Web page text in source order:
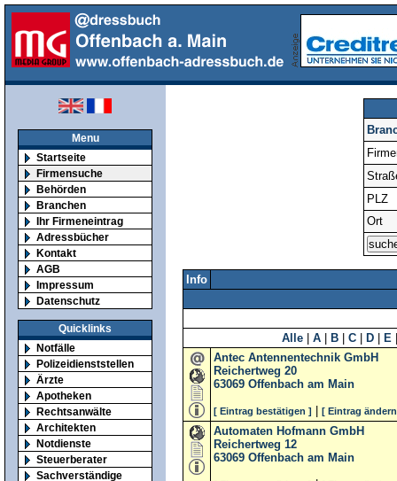
Menu
Startseite
Firmensuche
Behörden
Branchen
Ihr Firmeneintrag
Adressbücher
Kontakt
AGB
Impressum
Datenschutz
Quicklinks
Notfälle
Polizeidienststellen
Ärzte
Apotheken
Rechtsanwälte
Architekten
Notdienste
Steuerberater
Sachverständige
PLZ
Ort
Info
Alle A B C D E
Antec Antennentechnik GmbH
Reichertweg 20
63069 Offenbach am Main
[ Eintrag bestätigen ] [ Eintrag
Automaten Hofmann GmbH
Reichertweg 12
63069 Offenbach am Main